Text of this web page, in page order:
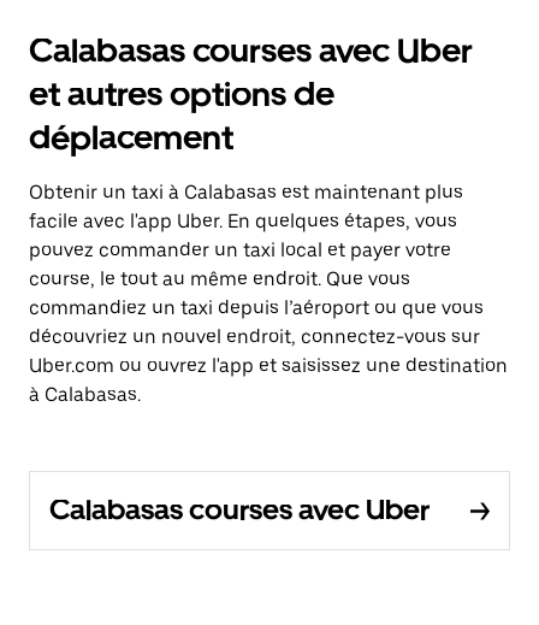
Calabasas courses avec Uber
et autres options de
déplacement
Obtenir un taxi à Calabasas est maintenant plus
facile avec l'app Uber. En quelques étapes, vous
pouvez commander un taxi local et payer votre
course, le tout au même endroit. Que vous
commandiez un taxi depuis l’aéroport ou que vous
découvriez un nouvel endroit, connectez-vous sur
Uber.com ou ouvrez l'app et saisissez une destination
à Calabasas.
Calabasas courses avec Uber